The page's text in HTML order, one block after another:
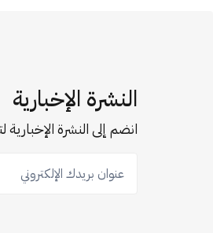
النشرة الإخبارية
انضم إلى النشرة
عنوان بريدك الإلكتروني